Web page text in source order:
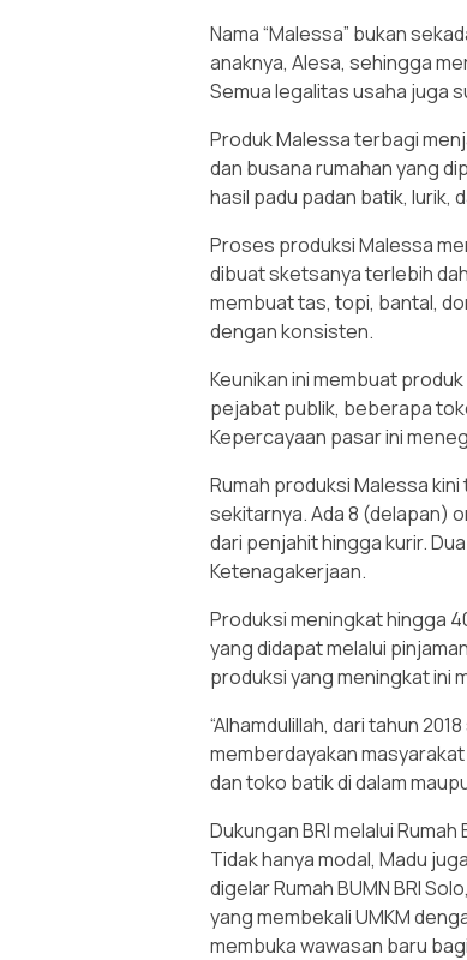
Nama “Malessa” bukan
anaknya, Alesa, sehingga
Semua legalitas usaha juga
Produk Malessa terbagi
dan busana rumahan yang
hasil padu padan batik, lurik,
Proses produksi Malessa
dibuat sketsanya terlebih
membuat tas, topi, bantal,
dengan konsisten.
Keunikan ini membuat
pejabat publik, beberapa
Kepercayaan pasar ini
Rumah produksi Malessa
sekitarnya. Ada 8 (delapan)
dari penjahit hingga kurir.
Ketenagakerjaan.
Produksi meningkat hingga
yang didapat melalui
produksi yang meningkat ini
“Alhamdulillah, dari tahun
memberdayakan
dan toko batik di dalam
Dukungan BRI melalui
Tidak hanya modal, Madu
digelar Rumah BUMN BRI
yang membekali UMKM
membuka wawasan baru